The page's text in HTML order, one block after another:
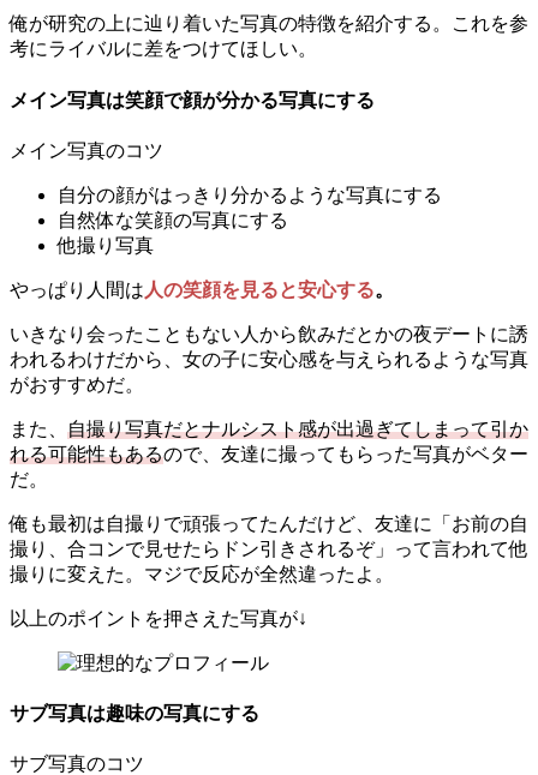
俺が研究の上に辿り着いた写真の特徴を紹介する。これを参
考にライバルに差をつけてほしい。
メイン写真は笑顔で顔が分かる写真にする
メイン写真のコツ
自分の顔がはっきり分かるような写真にする
自然体な笑顔の写真にする
他撮り写真
やっぱり人間は 人の笑顔を見ると安心する。
いきなり会ったこともない人から飲みだとかの夜デートに誘
われるわけだから、女の子に安心感を与えられるような写真
がおすすめだ。
また、 自撮り写真だとナルシスト感が出過ぎてしまって引か
れる可能性もあるので、友達に撮ってもらった写真がベター
だ。
俺も最初は自撮りで頑張ってたんだけど、友達に「お前の自
撮り、合コンで見せたらドン引きされるぞ」って言われて他
撮りに変えた。マジで反応が全然違ったよ。
以上のポイントを押さえた写真が↓
サブ写真は趣味の写真にする
サブ写真のコツ